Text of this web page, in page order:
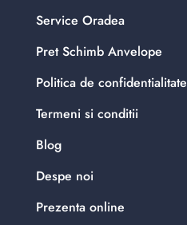
Service Oradea
Pret Schimb Anvelope
Politica de confidentialitate
Termeni si conditii
Blog
Despe noi
Prezenta online